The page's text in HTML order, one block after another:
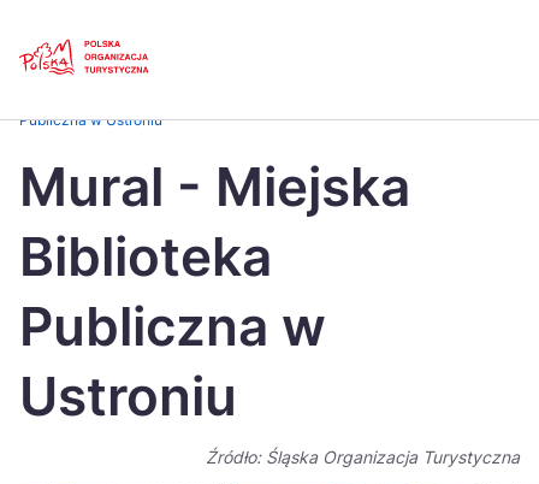
Česká
Dansk
Italiano
Nederlands
Publiczna w Ustroniu
Mural - Miejska
Biblioteka
Publiczna w
Ustroniu
Źródło: Śląska Organizacja Turystyczna